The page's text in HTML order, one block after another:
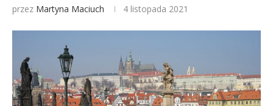
przez Martyna Maciuch 4 listopada 2021